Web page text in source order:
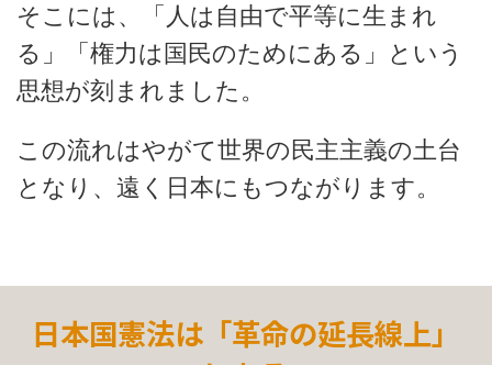
そこには、「人は自由で平等に生まれ
る」「権力は国民のためにある」という
思想が刻まれました。
この流れはやがて世界の民主主義の土台
となり、遠く日本にもつながります。
日本国憲法は「革命の延長線上」